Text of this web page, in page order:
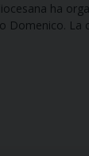
ha
Domenico. La